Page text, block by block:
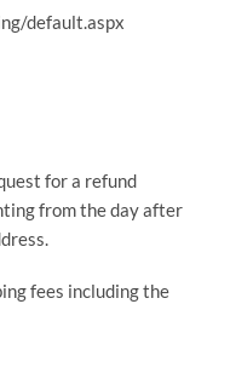
default.aspx
for a refund
from the day after
fees including the